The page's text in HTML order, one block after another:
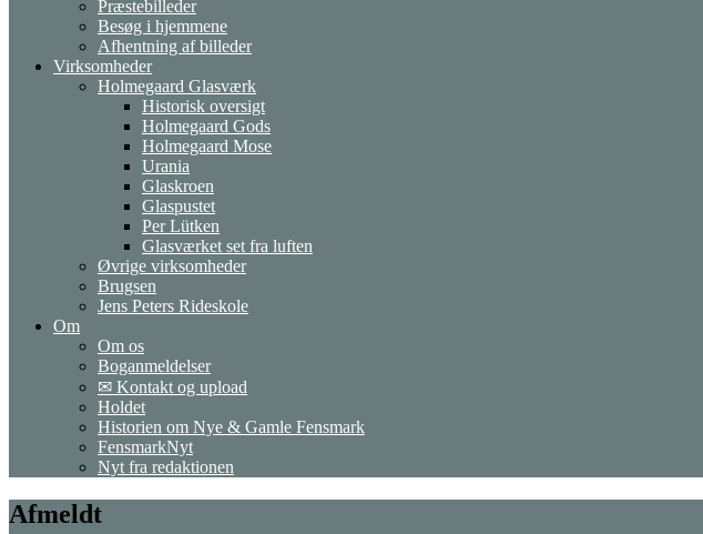
Præstebilleder
Besøg i hjemmene
Afhentning af billeder
Virksomheder
Holmegaard Glasværk
Historisk oversigt
Holmegaard Gods
Holmegaard Mose
Urania
Glaskroen
Glaspustet
Per Lütken
Glasværket set fra luften
Øvrige virksomheder
Brugsen
Jens Peters Rideskole
Om
Om os
Boganmeldelser
✉ Kontakt og upload
Holdet
Historien om Nye & Gamle Fensmark
FensmarkNyt
Nyt fra redaktionen
Afmeldt